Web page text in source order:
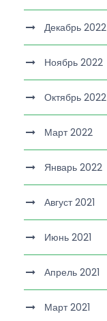
Декабрь 2022
Ноябрь 2022
Октябрь 2022
Март 2022
Январь 2022
Август 2021
Июнь 2021
Апрель 2021
Март 2021